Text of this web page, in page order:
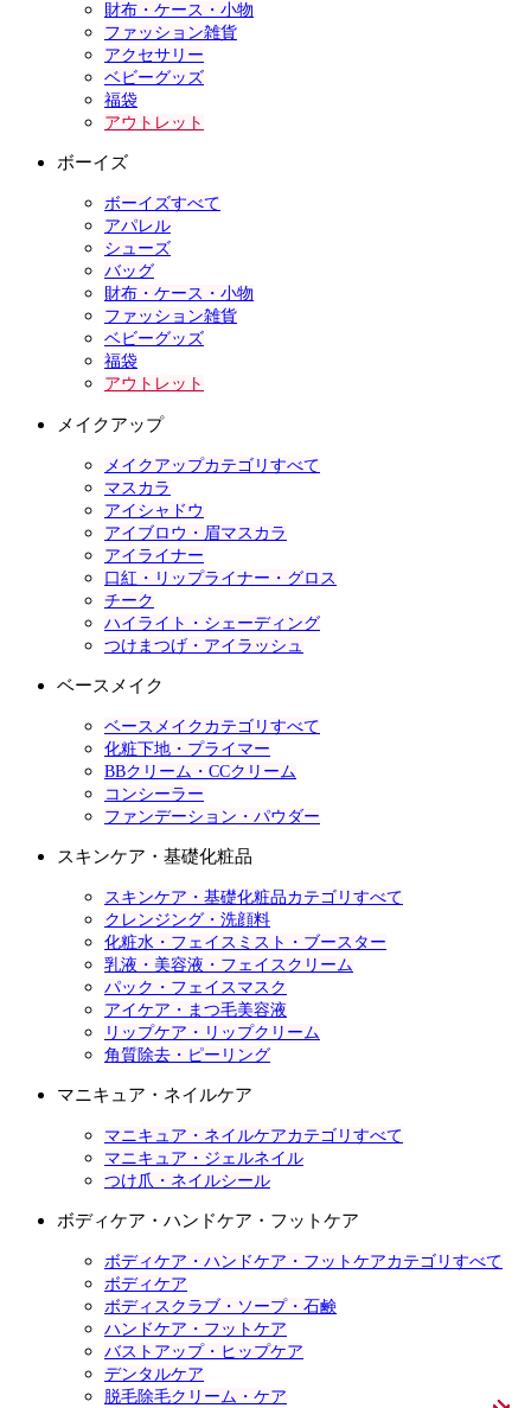
財布・ケース・小物
ファッション雑貨
アクセサリー
ベビーグッズ
福袋
アウトレット
ボーイズ
ボーイズすべて
アパレル
シューズ
バッグ
財布・ケース・小物
ファッション雑貨
ベビーグッズ
福袋
アウトレット
メイクアップ
メイクアップカテゴリすべて
マスカラ
アイシャドウ
アイブロウ・眉マスカラ
アイライナー
口紅・リップライナー・グロス
チーク
ハイライト・シェーディング
つけまつげ・アイラッシュ
ベースメイク
ベースメイクカテゴリすべて
化粧下地・プライマー
BBクリーム・CCクリーム
コンシーラー
ファンデーション・パウダー
スキンケア・基礎化粧品
スキンケア・基礎化粧品カテゴリすべて
クレンジング・洗顔料
化粧水・フェイスミスト・ブースター
乳液・美容液・フェイスクリーム
パック・フェイスマスク
アイケア・まつ毛美容液
リップケア・リップクリーム
角質除去・ピーリング
マニキュア・ネイルケア
マニキュア・ネイルケアカテゴリすべて
マニキュア・ジェルネイル
つけ爪・ネイルシール
ボディケア・ハンドケア・フットケア
ボディケア・ハンドケア・フットケアカテゴリすべて
ボディケア
ボディスクラブ・ソープ・石鹸
ハンドケア・フットケア
バストアップ・ヒップケア
デンタルケア
脱毛除毛クリーム・ケア